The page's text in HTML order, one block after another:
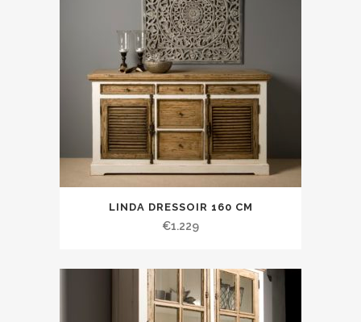
LINDA DRESSOIR 160 CM
€1.229